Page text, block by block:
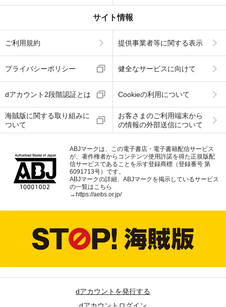
サイト情報
ご利用規約 提供事業者等に関する表示
プライバシーポリシー 健全なサービスに向けて
dアカウント2段階認証とは Cookieの利用について
海賊版に関する取り組みに
ついて
お客さまのご利用端末から
の情報の外部送信について
ABJマークは、この電子書店・電子書籍配信サービス
が、著作権者からコンテンツ使用許諾を得た正規版配
信サービスであることを示す登録商標（登録番号 第
6091713号）です。
ABJマークの詳細、ABJマークを掲示しているサービス
の一覧はこちら
→https://aebs.or.jp/
dアカウントを発行する
dアカウントログイン